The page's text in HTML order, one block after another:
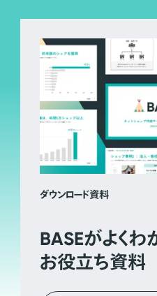
ダウンロード資料
BASEがよくわ
お役立ち資料